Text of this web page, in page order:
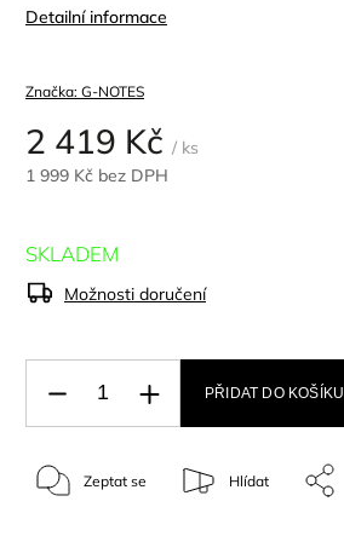
Detailní informace
Značka: G-NOTES
2 419 Kč / ks
1 999 Kč bez DPH
SKLADEM
Možnosti doručení
PŘIDAT DO KOŠÍKU
Zeptat se Hlídat